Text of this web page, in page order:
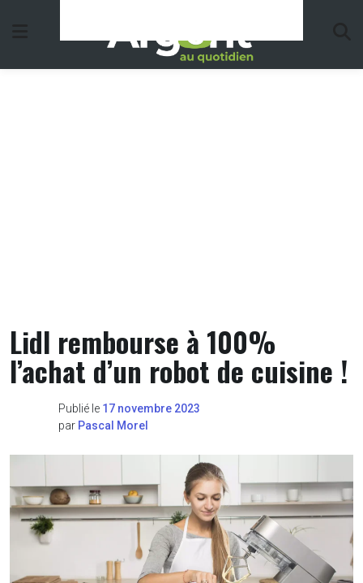
Lidl rembourse à 100%
l’achat d’un robot de cuisine !
Publié le 17 novembre 2023
par Pascal Morel